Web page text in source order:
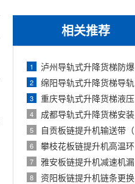
相关推荐
1 泸州导轨式升降货梯防爆电气改造：按钮
2 绵阳导轨式升降货梯导轨偏磨与滚轮损坏
3 重庆导轨式升降货梯液压系统噪音大：原
4 成都导轨式升降货梯安装验收标准：地坑
5 自贡板链提升机输送带（链板）磨损更换
6 攀枝花板链提升机高温环境维护：润滑脂
7 雅安板链提升机减速机漏油处理：油封更
8 资阳板链提升机链条更换标准：伸长率测